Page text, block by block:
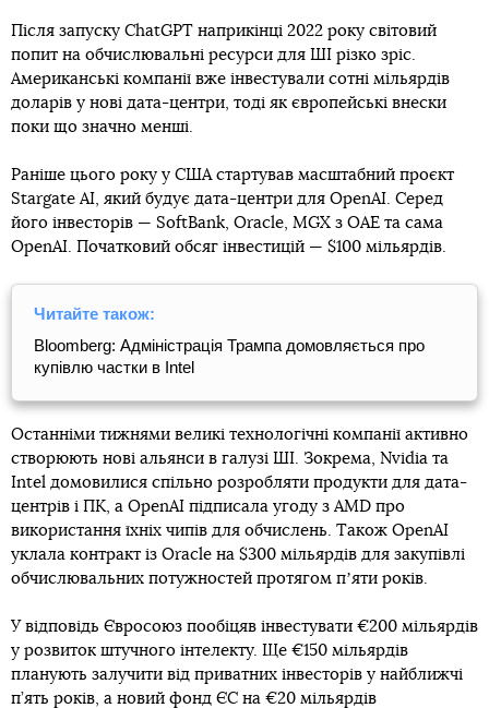
Після запуску ChatGPT наприкінці 2022 року світовий
попит на обчислювальні ресурси для ШІ різко зріс.
Американські компанії вже інвестували сотні мільярдів
доларів у нові дата-центри, тоді як європейські внески
поки що значно менші.
Раніше цього року у США стартував масштабний проєкт
Stargate AI, який будує дата-центри для OpenAI. Серед
його інвесторів — SoftBank, Oracle, MGX з ОАЕ та сама
OpenAI. Початковий обсяг інвестицій — $100 мільярдів.
Читайте також:
Bloomberg: Адміністрація Трампа домовляється про
купівлю частки в Intel
Останніми тижнями великі технологічні компанії активно
створюють нові альянси в галузі ШІ. Зокрема, Nvidia та
Intel домовилися спільно розробляти продукти для дата-
центрів і ПК, а OpenAI підписала угоду з AMD про
використання їхніх чипів для обчислень. Також OpenAI
уклала контракт із Oracle на $300 мільярдів для закупівлі
обчислювальних потужностей протягом пʼяти років.
У відповідь Євросоюз пообіцяв інвестувати €200 мільярдів
у розвиток штучного інтелекту. Ще €150 мільярдів
планують залучити від приватних інвесторів у найближчі
п’ять років, а новий фонд ЄС на €20 мільярдів